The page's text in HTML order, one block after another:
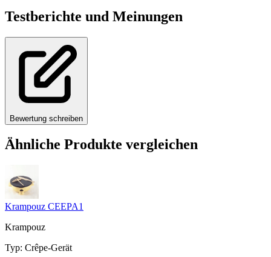
Testberichte und Meinungen
Bewertung schreiben
Ähnliche Produkte vergleichen
Krampouz CEEPA1
Krampouz
Typ: Crêpe-Gerät